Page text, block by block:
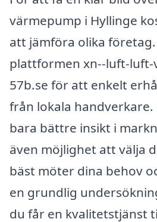
värmepump i Hyllinge
att jämföra olika
plattformen xn--luft-
57b.se för att enkelt
från lokala
bara bättre insikt i
även möjlighet att välja
bäst möter dina behov
en grundlig
du får en kvalitetstjänst